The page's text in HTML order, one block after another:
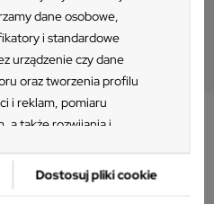
dane osobowe,
i standardowe
urządzenie czy dane
oraz tworzenia profilu
i reklam, pomiaru
a także rozwijania i
korzystać z
oraz
Dostosuj pliki cookie